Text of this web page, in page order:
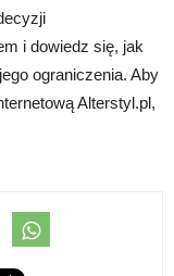
i dowiedz się, jak
ograniczenia. Aby
Alterstyl.pl,